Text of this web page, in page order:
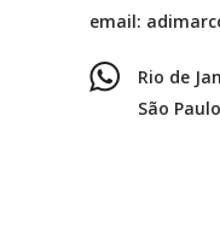
email:
Rio de
São